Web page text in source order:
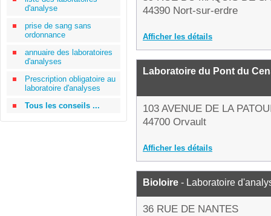
d'analyse
prise de sang sans
ordonnance
annuaire des laboratoires
d'analyses
Prescription obligatoire au
laboratoire d'analyses
Tous les conseils ...
44390 Nort-sur-erdre
Afficher les détails
Laboratoire du Pont du
103 AVENUE DE LA
44700 Orvault
Afficher les détails
Bioloire - Laboratoire
36 RUE DE NANTES